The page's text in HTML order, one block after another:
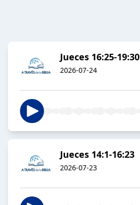
Jueces 16:25-19:30
2026-07-24
Jueces 14:1-16:23
2026-07-23